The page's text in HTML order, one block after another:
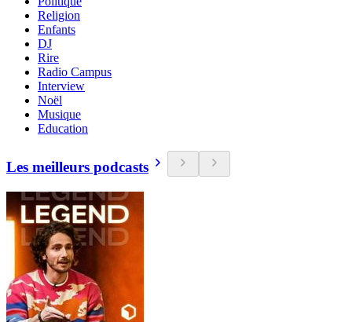
Religion
Enfants
DJ
Rire
Radio Campus
Interview
Noël
Musique
Education
Les meilleurs podcasts